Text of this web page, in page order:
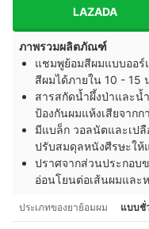
LAZADA
ภาพรวมผลิตภัณฑ์
แชมพูย้อมสีผมแบบออร์
สีผมได้ภายใน 10 - 15
สารสกัดน้ำผึ้งป่าและน้
ป้องกันผมแห้งเสียจากก
มีแบล็ก วอลนัตและเป
ปรับสมดุลหนังศีรษะให้
ปราศจากส่วนประกอบ
อ่อนโยนต่อเส้นผมและ
ประเภทของยาย้อมผม แบบชั่